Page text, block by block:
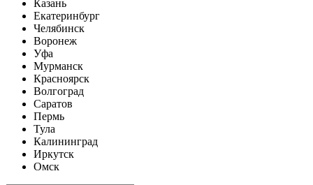
Казань
Екатеринбург
Челябинск
Воронеж
Уфа
Мурманск
Красноярск
Волгоград
Саратов
Пермь
Тула
Калининград
Иркутск
Омск